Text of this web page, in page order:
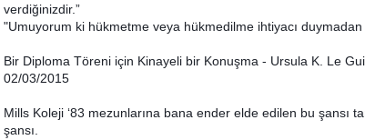
verdiğinizdir.”
"Umuyorum ki hükmetme veya hükmedilme ihtiyacı
Bir Diploma Töreni için Kinayeli bir Konuşma - Ursula K. Le
02/03/2015
Mills Koleji ‘83 mezunlarına bana ender elde edilen bu şansı
şansı.